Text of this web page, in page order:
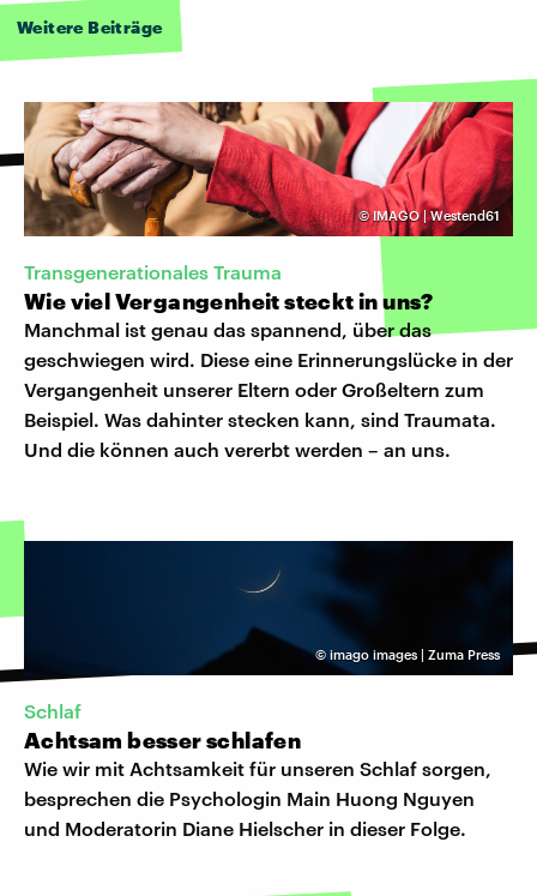
Weitere Beiträge
©IMAGO | Westend61
Transgenerationales Trauma
Wie viel Vergangenheit steckt in uns?
Manchmal ist genau das spannend, über das
geschwiegen wird. Diese eine Erinnerungslücke in der
Vergangenheit unserer Eltern oder Großeltern zum
Beispiel. Was dahinter stecken kann, sind Traumata.
Und die können auch vererbt werden – an uns.
© imago images | Zuma Press
Schlaf
Achtsam besser schlafen
Wie wir mit Achtsamkeit für unseren Schlaf sorgen,
besprechen die Psychologin Main Huong Nguyen
und Moderatorin Diane Hielscher in dieser Folge.